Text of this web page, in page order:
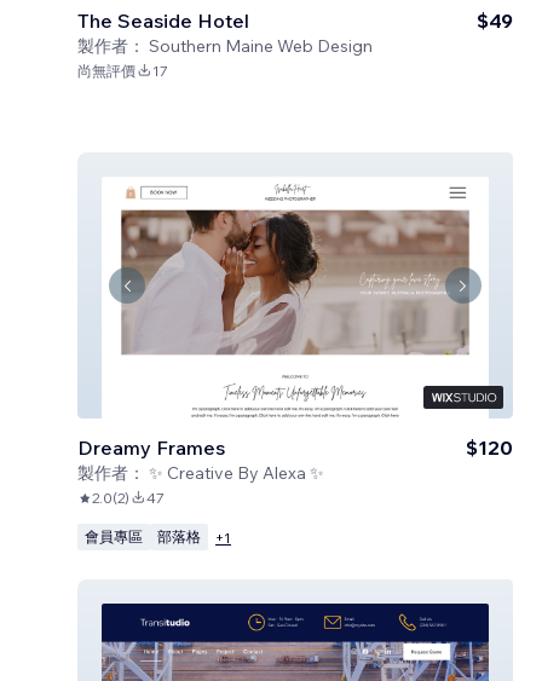
The Seaside Hotel
製作者： Southern Maine Web Design
$49
尚無評價 17
Dreamy Frames
製作者： ✨ Creative By Alexa ✨
$120
2.0(2) 47
會員專區 部落格 +1